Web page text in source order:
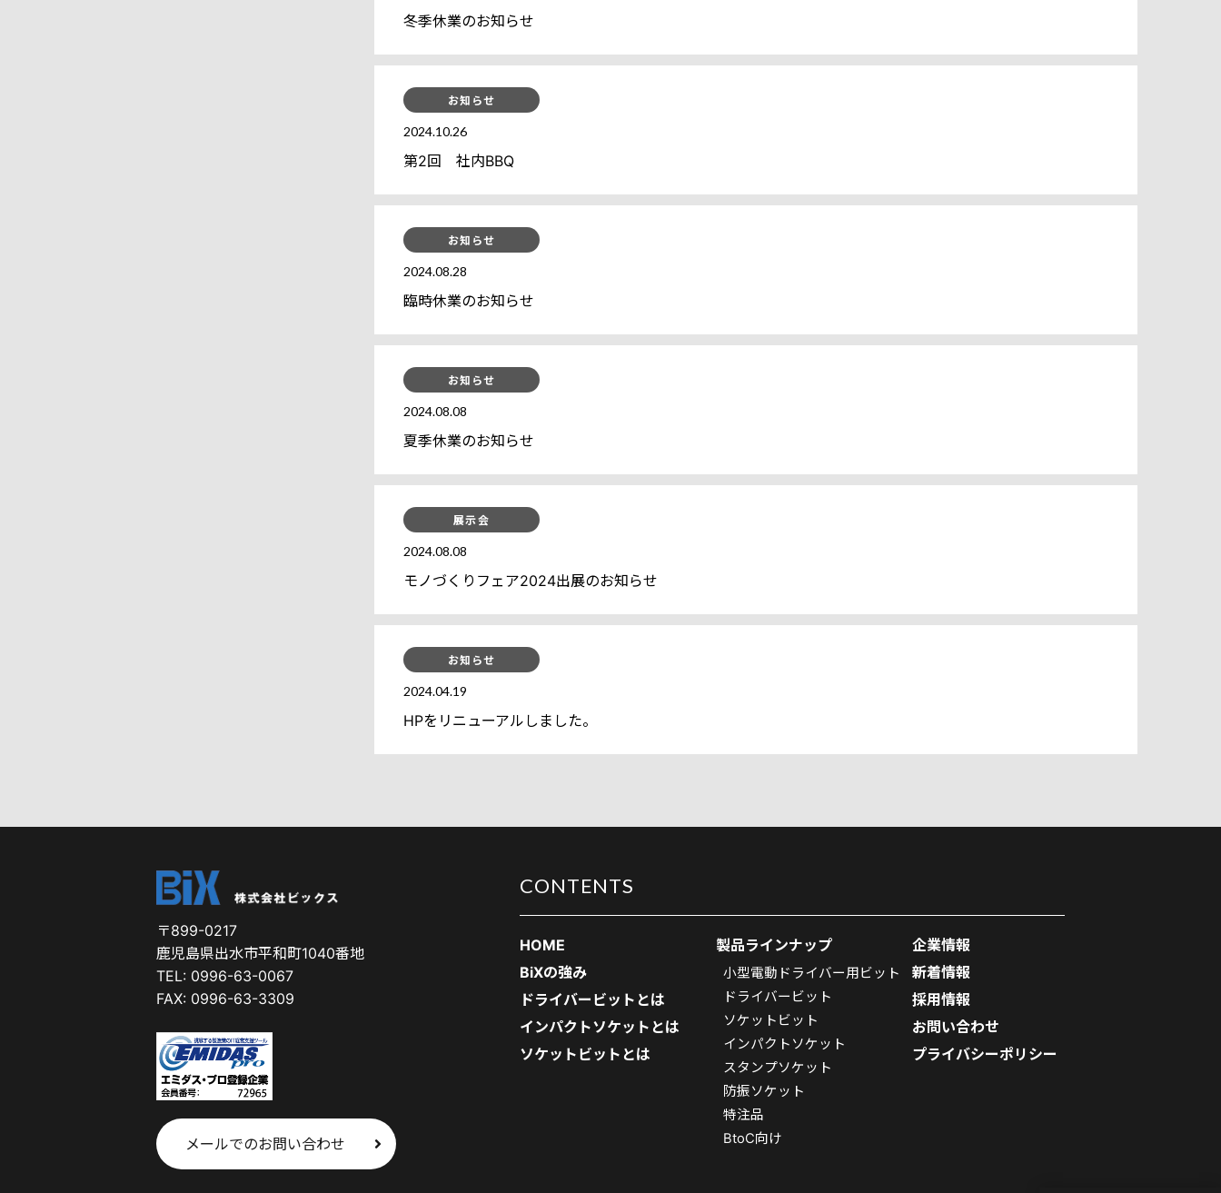
冬季休業のお知らせ
お知らせ
2024.10.26
第2回 社内BBQ
お知らせ
2024.08.28
臨時休業のお知らせ
お知らせ
2024.08.08
夏季休業のお知らせ
展示会
2024.08.08
モノづくりフェア2024出展のお知らせ
お知らせ
2024.04.19
HPをリニューアルしました。
〒899-0217
鹿児島県出水市平和町1040番地
TEL: 0996-63-0067
FAX: 0996-63-3309
メールでのお問い合わせ
CONTENTS
HOME
BiXの強み
ドライバービットとは
インパクトソケットとは
ソケットビットとは
製品ラインナップ
小型電動ドライバー用ビット
ドライバービット
ソケットビット
インパクトソケット
スタンプソケット
防振ソケット
特注品
BtoC向け
企業情報
新着情報
採用情報
お問い合わせ
プライバシーポリシー